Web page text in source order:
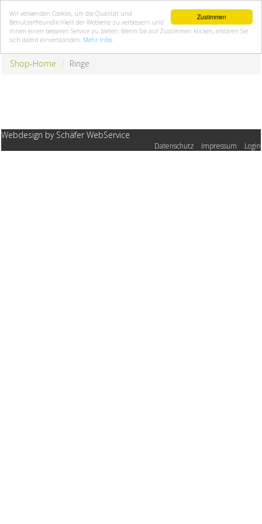
Zustimmen
Wir verwenden Cookies, um die Qualität und
Benutzerfreundlichkeit der Webseite zu verbessern und
Ihnen einen besseren Service zu bieten. Wenn Sie auf Zustimmen klicken, erklären Sie
sich damit einverstanden. Mehr Infos
Shop-Home Ringe
Webdesign by Schäfer WebService
Datenschutz Impressum Login